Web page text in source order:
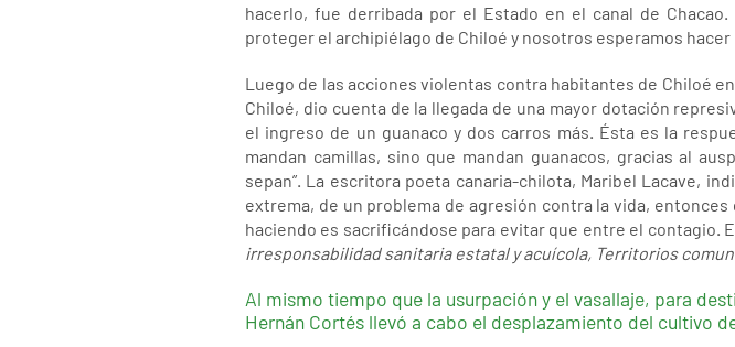
hacerlo, fue derribada por el Estado en el canal de
proteger el archipiélago de Chiloé y nosotros esperamos
Luego de las acciones violentas contra habitantes de Chiloé
Chiloé, dio cuenta de la llegada de una mayor dotación
el ingreso de un guanaco y dos carros más. Ésta es la
mandan camillas, sino que mandan guanacos, gracias al
sepan”. La escritora poeta canaria-chilota, Maribel Lacave,
extrema, de un problema de agresión contra la vida,
haciendo es sacrificándose para evitar que entre el contagio.
irresponsabilidad sanitaria estatal y acuícola, Territorios
Al mismo tiempo que la usurpación y el vasallaje, para
Hernán Cortés llevó a cabo el desplazamiento del cultivo